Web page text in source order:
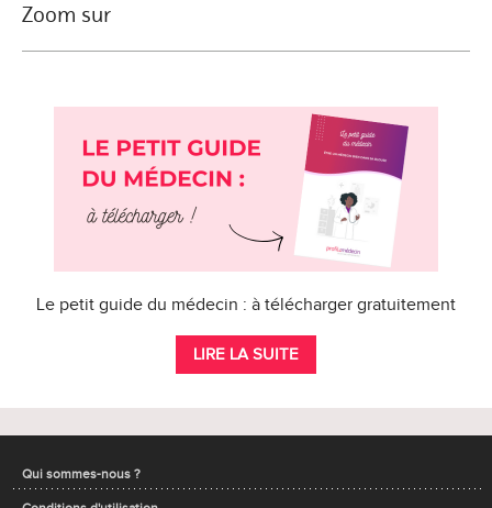
Zoom sur
Le petit guide du médecin : à télécharger gratuitement
LIRE LA SUITE
Qui sommes-nous ?